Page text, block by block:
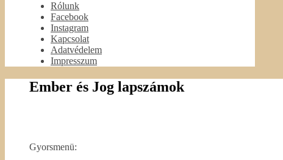
Rólunk
Facebook
Instagram
Kapcsolat
Adatvédelem
Impresszum
Ember és Jog lapszámok
Gyorsmenü: